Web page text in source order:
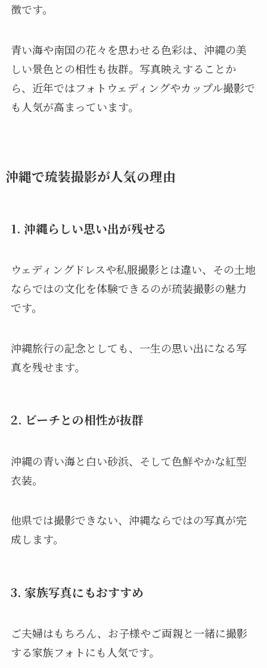
徴です。
青い海や南国の花々を思わせる色彩は、沖縄の美
しい景色との相性も抜群。写真映えすることか
ら、近年ではフォトウェディングやカップル撮影で
も人気が高まっています。
沖縄で琉装撮影が人気の理由
1. 沖縄らしい思い出が残せる
ウェディングドレスや私服撮影とは違い、その土地
ならではの文化を体験できるのが琉装撮影の魅力
です。
沖縄旅行の記念としても、一生の思い出になる写
真を残せます。
2. ビーチとの相性が抜群
沖縄の青い海と白い砂浜、そして色鮮やかな紅型
衣装。
他県では撮影できない、沖縄ならではの写真が完
成します。
3. 家族写真にもおすすめ
ご夫婦はもちろん、お子様やご両親と一緒に撮影
する家族フォトにも人気です。